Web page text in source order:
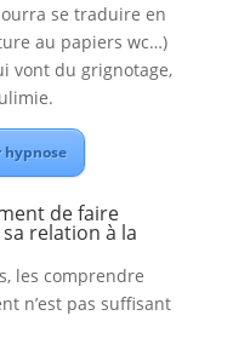
se traduire en
au papiers wc…)
vont du grignotage,
hypnose
de faire
relation à la
les comprendre
n’est pas suffisant